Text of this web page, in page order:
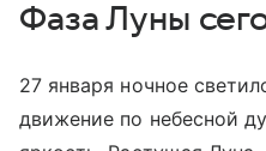
Фаза Луны
27 января ночное
движение по небесной